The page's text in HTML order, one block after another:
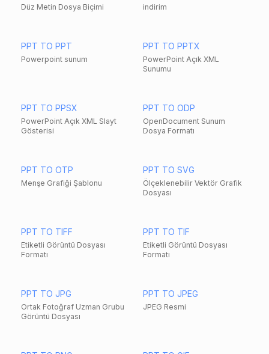
Düz Metin Dosya Biçimi indirim
PPT TO PPT
Powerpoint sunum
PPT TO PPTX
PowerPoint Açık XML
Sunumu
PPT TO PPSX
PowerPoint Açık XML Slayt
Gösterisi
PPT TO ODP
OpenDocument Sunum
Dosya Formatı
PPT TO OTP
Menşe Grafiği Şablonu
PPT TO SVG
Ölçeklenebilir Vektör Grafik
Dosyası
PPT TO TIFF
Etiketli Görüntü Dosyası
Formatı
PPT TO TIF
Etiketli Görüntü Dosyası
Formatı
PPT TO JPG
Ortak Fotoğraf Uzman Grubu
Görüntü Dosyası
PPT TO JPEG
JPEG Resmi